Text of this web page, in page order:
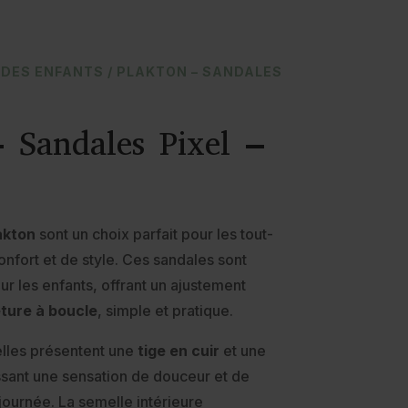
ENFANTS / PLAKTON – SANDALES
Sandales Pixel –
sont un choix parfait pour les tout-
et de style. Ces sandales sont
les enfants, offrant un ajustement
à boucle, simple et pratique.
présentent une tige en cuir et une
une sensation de douceur et de
La semelle intérieure